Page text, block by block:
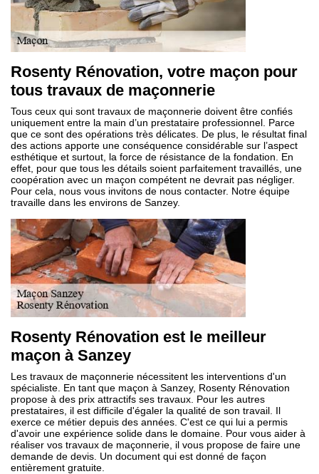
Rosenty Rénovation, votre maçon pour
tous travaux de maçonnerie
Tous ceux qui sont travaux de maçonnerie doivent être confiés
uniquement entre la main d’un prestataire professionnel. Parce
que ce sont des opérations très délicates. De plus, le résultat final
des actions apporte une conséquence considérable sur l’aspect
esthétique et surtout, la force de résistance de la fondation. En
effet, pour que tous les détails soient parfaitement travaillés, une
coopération avec un maçon compétent ne devrait pas négliger.
Pour cela, nous vous invitons de nous contacter. Notre équipe
travaille dans les environs de Sanzey.
Rosenty Rénovation est le meilleur
maçon à Sanzey
Les travaux de maçonnerie nécessitent les interventions d'un
spécialiste. En tant que maçon à Sanzey, Rosenty Rénovation
propose à des prix attractifs ses travaux. Pour les autres
prestataires, il est difficile d'égaler la qualité de son travail. Il
exerce ce métier depuis des années. C'est ce qui lui a permis
d'avoir une expérience solide dans le domaine. Pour vous aider à
réaliser vos travaux de maçonnerie, il vous propose de faire une
demande de devis. Un document qui est donné de façon
entièrement gratuite.